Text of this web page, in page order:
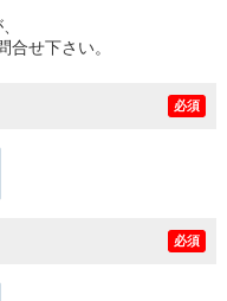
合せ下さい。
必須
必須